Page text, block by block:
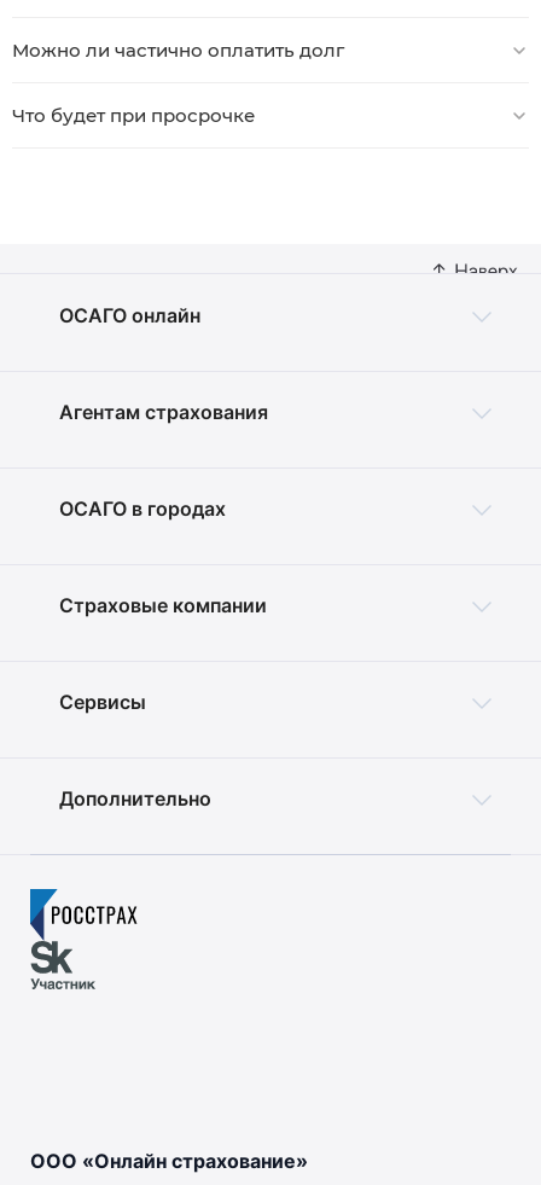
Можно ли частично оплатить долг
Что будет при просрочке
ОСАГО онлайн
Агентам страхования
ОСАГО в городах
Страховые компании
Сервисы
Дополнительно
ООО «Онлайн страхование»